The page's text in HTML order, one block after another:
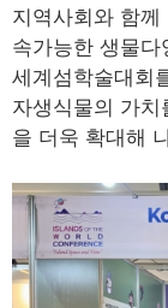
지역사회와 함께
속가능한 생물다
세계섬학술대회
자생식물의 가
을 더욱 확대해